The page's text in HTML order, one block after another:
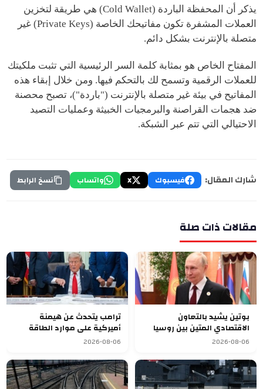
يذكر أن المحفظة الباردة (Cold Wallet) هي طريقة لتخزين
العملات المشفرة تكون مفاتيحك الخاصة (Private Keys) غير
متصلة بالإنترنت بشكل دائم.
المفتاح الخاص هو بمثابة كلمة السر الرئيسية التي تثبت ملكيتك
للعملات الرقمية وتسمح لك بالتحكم فيها. ومن خلال إبقاء هذه
المفاتيح في بيئة غير متصلة بالإنترنت ("باردة")، تصبح محصنة
ضد هجمات القراصنة والبرمجيات الخبيثة وعمليات التصيد
الاحتيالي التي تتم عبر الشبكة.
شارك المقال: فيسبوك X واتساب نسخ الرابط
مقالات ذات صلة
بوتين يشيد بالتعاون
الاقتصادي المتين بين روسيا
وقرغيزستان
2026-08-06
ترامب يتحدث عن هيمنة
أميركية على موارد الطاقة
العالمية بعد ضم فنزويلا
2026-08-06